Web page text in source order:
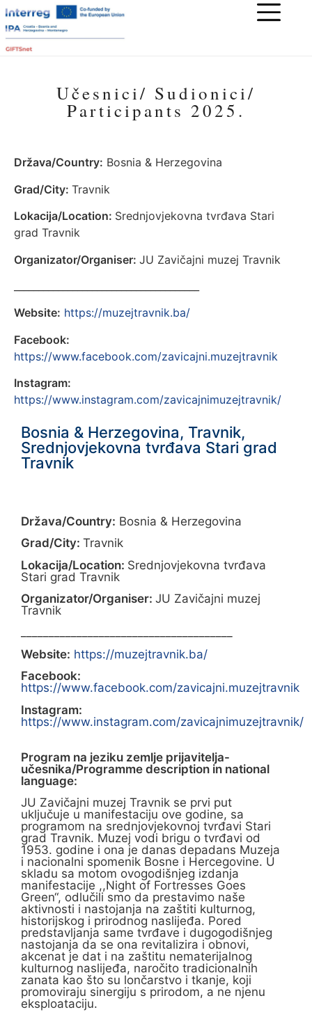
Učesnici/ Sudionici/
Participants 2025.
Država/Country: Bosnia & Herzegovina
Grad/City: Travnik
Lokacija/Location: Srednjovjekovna tvrđava Stari
grad Travnik
Organizator/Organiser: JU Zavičajni muzej Travnik
Website: https://muzejtravnik.ba/
Facebook:
https://www.facebook.com/zavicajni.muzejtravnik
Instagram:
https://www.instagram.com/zavicajnimuzejtravnik/
Bosnia & Herzegovina, Travnik,
Srednjovjekovna tvrđava Stari grad
Travnik
Država/Country: Bosnia & Herzegovina
Grad/City: Travnik
Lokacija/Location: Srednjovjekovna tvrđava
Stari grad Travnik
Organizator/Organiser: JU Zavičajni muzej
Travnik
Website: https://muzejtravnik.ba/
Facebook:
https://www.facebook.com/zavicajni.muzejtravnik
Instagram:
https://www.instagram.com/zavicajnimuzejtravnik/
Program na jeziku zemlje prijavitelja-
učesnika/Programme description in national
language:
JU Zavičajni muzej Travnik se prvi put
uključuje u manifestaciju ove godine, sa
programom na srednjovjekovnoj tvrđavi Stari
grad Travnik. Muzej vodi brigu o tvrđavi od
1953. godine i ona je danas depadans Muzeja
i nacionalni spomenik Bosne i Hercegovine. U
skladu sa motom ovogodišnjeg izdanja
manifestacije ,,Night of Fortresses Goes
Green“, odlučili smo da prestavimo naše
aktivnosti i nastojanja na zaštiti kulturnog,
historijskog i prirodnog naslijeđa. Pored
predstavljanja same tvrđave i dugogodišnjeg
nastojanja da se ona revitalizira i obnovi,
akcenat je dat i na zaštitu nematerijalnog
kulturnog naslijeđa, naročito tradicionalnih
zanata kao što su lončarstvo i tkanje, koji
promoviraju sinergiju s prirodom, a ne njenu
eksploataciju.